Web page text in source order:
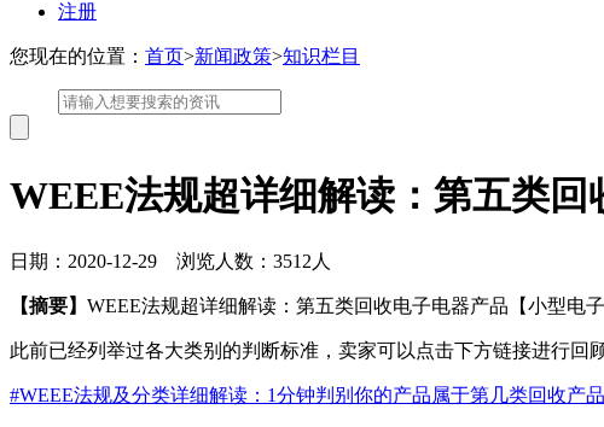
注册
您现在的位置： 首页>新闻政策>知识栏目
WEEE法规超详细解读：第五类
日期：2020-12-29 浏览人数：3512人
【摘要】 WEEE法规超详细解读：第五类回收电子电器产品【小型电子
此前已经列举过各大类别的判断标准，卖家可以点击下方链接进行回
#WEEE法规及分类详细解读：1分钟判别你的产品属于第几类回收产